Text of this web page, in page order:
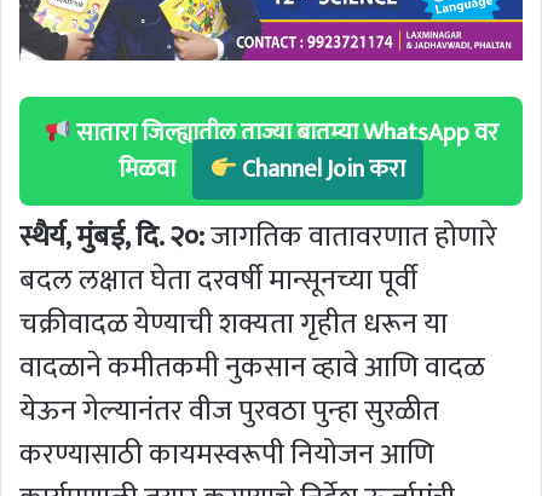
सातारा जिल्ह्यातील ताज्या बातम्या WhatsApp वर
मिळवा
Channel Join करा
स्थैर्य, मुंबई, दि. २०:जागतिक वातावरणात होणारे
बदल लक्षात घेता दरवर्षी मान्सूनच्या पूर्वी
चक्रीवादळ येण्याची शक्यता गृहीत धरून या
वादळाने कमीतकमी नुकसान व्हावे आणि वादळ
येऊन गेल्यानंतर वीज पुरवठा पुन्हा सुरळीत
करण्यासाठी कायमस्वरूपी नियोजन आणि